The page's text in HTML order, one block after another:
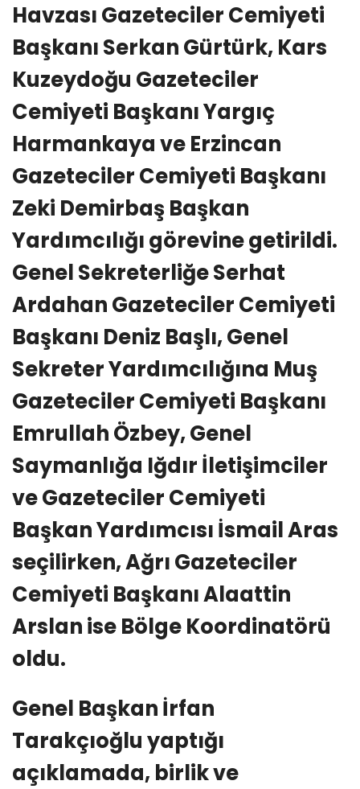
Havzası Gazeteciler Cemiyeti
Başkanı Serkan Gürtürk, Kars
Kuzeydoğu Gazeteciler
Cemiyeti Başkanı Yargıç
Harmankaya ve Erzincan
Gazeteciler Cemiyeti Başkanı
Zeki Demirbaş Başkan
Yardımcılığı görevine getirildi.
Genel Sekreterliğe Serhat
Ardahan Gazeteciler Cemiyeti
Başkanı Deniz Başlı, Genel
Sekreter Yardımcılığına Muş
Gazeteciler Cemiyeti Başkanı
Emrullah Özbey, Genel
Saymanlığa Iğdır İletişimciler
ve Gazeteciler Cemiyeti
Başkan Yardımcısı İsmail Aras
seçilirken, Ağrı Gazeteciler
Cemiyeti Başkanı Alaattin
Arslan ise Bölge Koordinatörü
oldu.
Genel Başkan İrfan
Tarakçıoğlu yaptığı
açıklamada, birlik ve